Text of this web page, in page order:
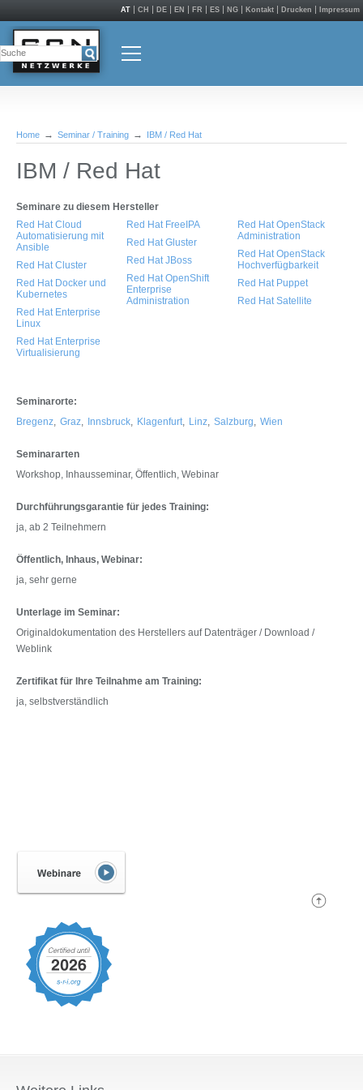
AT CH DE EN FR ES NG Kontakt Drucken Impressum
Home Seminar / Training IBM / Red Hat
IBM / Red Hat
Seminare zu diesem Hersteller
Red Hat Cloud
Automatisierung mit
Ansible
Red Hat Cluster
Red Hat Docker und
Kubernetes
Red Hat Enterprise
Linux
Red Hat Enterprise
Virtualisierung
Red Hat FreeIPA
Red Hat Gluster
Red Hat JBoss
Red Hat OpenShift
Enterprise
Administration
Red Hat OpenStack
Administration
Red Hat OpenStack
Hochverfügbarkeit
Red Hat Puppet
Red Hat Satellite
Seminarorte:
Bregenz, Graz, Innsbruck, Klagenfurt, Linz, Salzburg, Wien
Seminararten
Workshop, Inhausseminar, Öffentlich, Webinar
Durchführungsgarantie für jedes Training:
ja, ab 2 Teilnehmern
Öffentlich, Inhaus, Webinar:
ja, sehr gerne
Unterlage im Seminar:
Originaldokumentation des Herstellers auf Datenträger / Download /
Weblink
Zertifikat für Ihre Teilnahme am Training:
ja, selbstverständlich